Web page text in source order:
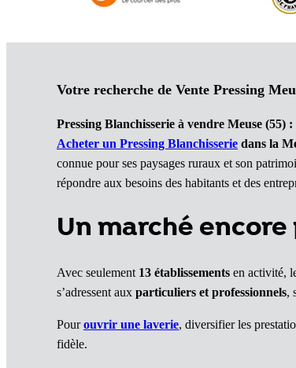
Votre recherche de Vente Pressing
Pressing Blanchisserie à vendre Meuse (55) :
Acheter un Pressing Blanchisserie dans la
connue pour ses paysages ruraux et son
répondre aux besoins des habitants et des
Un marché
Avec seulement 13 établissements en activité,
s’adressent aux particuliers et professionnels,
Pourouvrir une laverie, diversifier les
fidèle.